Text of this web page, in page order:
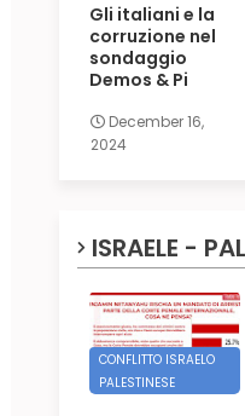
Gli italiani e la
corruzione nel
sondaggio
Demos & Pi
December 16,
2024
ISRAELE -
CONFLITTO ISRAELO
PALESTINESE